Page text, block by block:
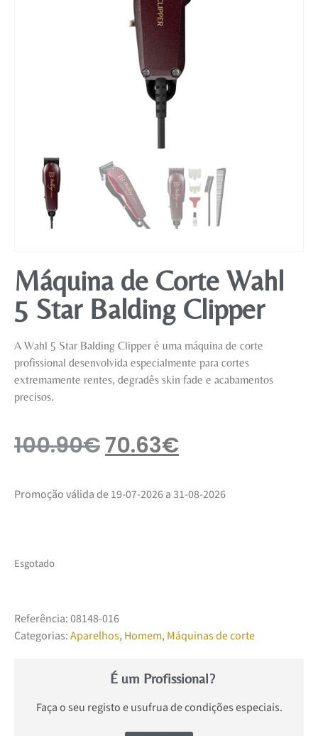
Máquina de Corte Wahl
5 Star Balding Clipper
A Wahl 5 Star Balding Clipper é uma máquina de corte
profissional desenvolvida especialmente para cortes
extremamente rentes, degradês skin fade e acabamentos
precisos.
100.90€70.63€
Promoção válida de 19-07-2026 a 31-08-2026
Esgotado
Referência:08148-016
Categorias:Aparelhos, Homem, Máquinas de corte
É um Profissional?
Faça o seu registo e usufrua de condições especiais.